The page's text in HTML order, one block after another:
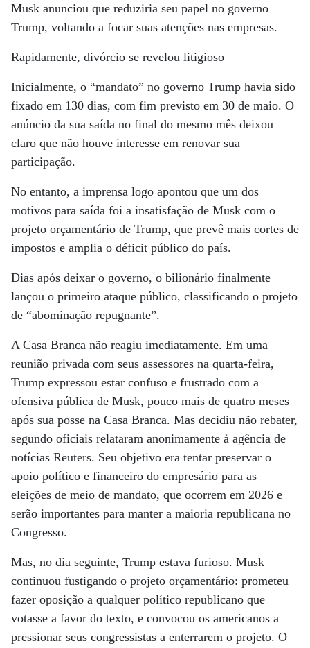
Musk anunciou que reduziria seu papel no governo
Trump, voltando a focar suas atenções nas empresas.
Rapidamente, divórcio se revelou litigioso
Inicialmente, o “mandato” no governo Trump havia sido
fixado em 130 dias, com fim previsto em 30 de maio. O
anúncio da sua saída no final do mesmo mês deixou
claro que não houve interesse em renovar sua
participação.
No entanto, a imprensa logo apontou que um dos
motivos para saída foi a insatisfação de Musk com o
projeto orçamentário de Trump, que prevê mais cortes de
impostos e amplia o déficit público do país.
Dias após deixar o governo, o bilionário finalmente
lançou o primeiro ataque público, classificando o projeto
de “abominação repugnante”.
A Casa Branca não reagiu imediatamente. Em uma
reunião privada com seus assessores na quarta-feira,
Trump expressou estar confuso e frustrado com a
ofensiva pública de Musk, pouco mais de quatro meses
após sua posse na Casa Branca. Mas decidiu não rebater,
segundo oficiais relataram anonimamente à agência de
notícias Reuters. Seu objetivo era tentar preservar o
apoio político e financeiro do empresário para as
eleições de meio de mandato, que ocorrem em 2026 e
serão importantes para manter a maioria republicana no
Congresso.
Mas, no dia seguinte, Trump estava furioso. Musk
continuou fustigando o projeto orçamentário: prometeu
fazer oposição a qualquer político republicano que
votasse a favor do texto, e convocou os americanos a
pressionar seus congressistas a enterrarem o projeto. O